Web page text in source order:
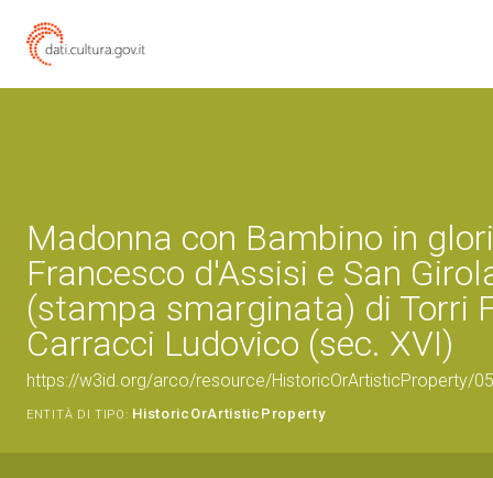
Madonna con Bambino in
Francesco d'Assisi e San
(stampa smarginata) di Torri
Carracci Ludovico (sec. XVI)
https://w3id.org/arco/resource/HistoricOrArtisticProperty/
ENTITÀ DI TIPO: HistoricOrArtisticProperty